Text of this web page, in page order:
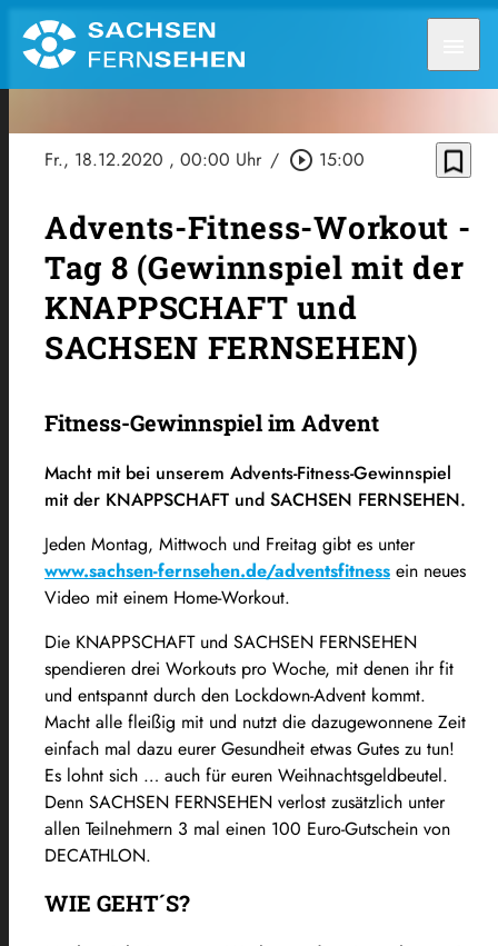
Fr., 18.12.2020 , 00:00 Uhr / play_circle_outline 15:00 bookmark_border
Advents-Fitness-Workout -
Tag 8 (Gewinnspiel mit der
KNAPPSCHAFT und
SACHSEN FERNSEHEN)
Fitness-Gewinnspiel im Advent
Macht mit bei unserem Advents-Fitness-Gewinnspiel
mit der KNAPPSCHAFT und SACHSEN FERNSEHEN.
Jeden Montag, Mittwoch und Freitag gibt es unter
www.sachsen-fernsehen.de/adventsfitness ein neues
Video mit einem Home-Workout.
Die KNAPPSCHAFT und SACHSEN FERNSEHEN
spendieren drei Workouts pro Woche, mit denen ihr fit
und entspannt durch den Lockdown-Advent kommt.
Macht alle fleißig mit und nutzt die dazugewonnene Zeit
einfach mal dazu eurer Gesundheit etwas Gutes zu tun!
Es lohnt sich … auch für euren Weihnachtsgeldbeutel.
Denn SACHSEN FERNSEHEN verlost zusätzlich unter
allen Teilnehmern 3 mal einen 100 Euro-Gutschein von
DECATHLON.
WIE GEHT´S?